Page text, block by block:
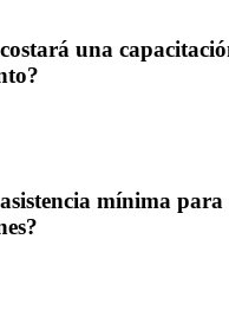
una
mínima para